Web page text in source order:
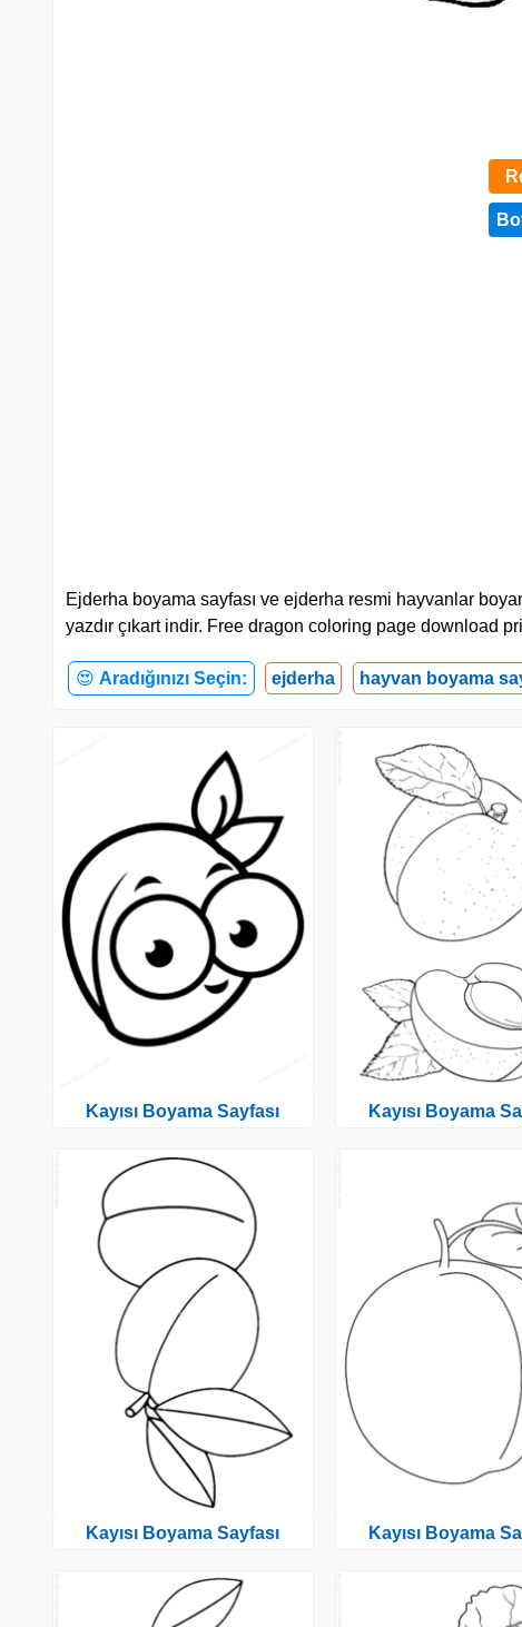
Ejderha boyama sayfası ve ejderha resmi hayvanlar
yazdır çıkart indir. Free dragon coloring page download
😍 Aradığınızı Seçin: ejderha hayvan boyama
Kayısı Boyama Sayfası
Kayısı Boyama Sayfası
Kayısı Boyama
Kayısı Boyama